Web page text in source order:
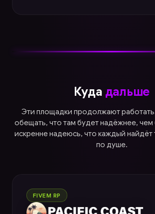
Куда дальше
Эти площадки продолжают
обещать, что там будет надёжнее, чем
искренне надеюсь, что каждый найдёт
по душе.
FIVEM RP
Pacific Coast